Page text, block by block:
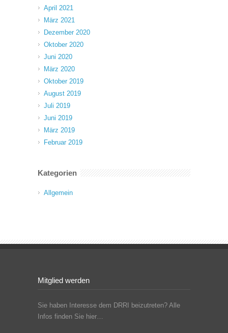
April 2021
März 2021
Dezember 2020
Oktober 2020
Juni 2020
März 2020
Oktober 2019
August 2019
Juli 2019
Juni 2019
März 2019
Februar 2019
Kategorien
Allgemein
Mitglied werden
Sie haben Interesse dem DRRI beizutreten? Alle
Infos finden Sie hier…